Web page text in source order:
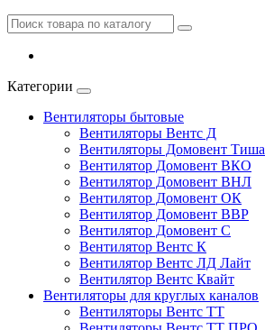
Категории
Вентиляторы бытовые
Вентиляторы Вентс Д
Вентиляторы Домовент Тиша
Вентилятор Домовент ВКО
Вентилятор Домовент ВНЛ
Вентилятор Домовент ОК
Вентилятор Домовент ВВР
Вентилятор Домовент С
Вентилятор Вентс К
Вентилятор Вентс ЛД Лайт
Вентилятор Вентс Квайт
Вентиляторы для круглых каналов
Вентиляторы Вентс ТТ